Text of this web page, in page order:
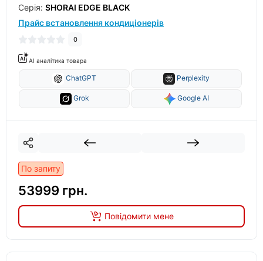
Серiя: SHORAI EDGE BLACK
Прайс встановлення кондиціонерів
0
AI аналітика товара
ChatGPT Perplexity
Grok Google AI
По запиту
53999 грн.
Повідомити мене